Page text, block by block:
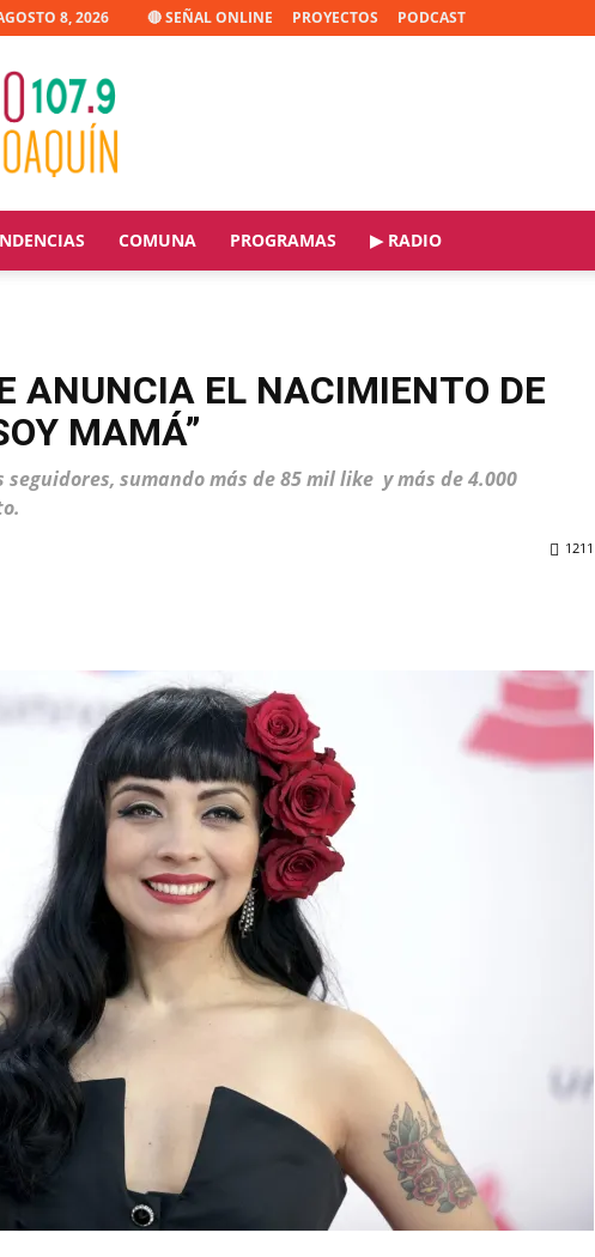
8, 2026 🔴 SEÑAL ONLINE PROYECTOS PODCAST
COMUNA PROGRAMAS ▶ RADIO
ANUNCIA EL NACIMIENTO DE
MAMÁ”
sumando más de 85 mil like y más de 4.000
1211